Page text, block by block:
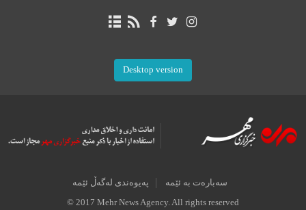
Desktop version
سەبارەت بە ئێمە پەیوەندی لەگەڵ ئێمە
© 2017 Mehr News Agency. All rights reserved